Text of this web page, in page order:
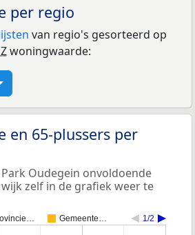
per regio
van regio's gesorteerd op
woningwaarde:
en 65-plussers per
Oudegein onvoldoende
zelf in de grafiek weer te
Gemeente… 1/2